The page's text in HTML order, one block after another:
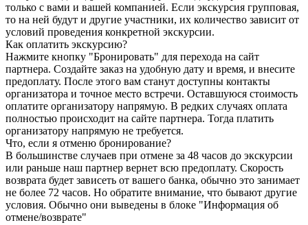
только с вами и вашей компанией. Если экскурсия групповая,
то на ней будут и другие участники, их количество зависит от
условий проведения конкретной экскурсии.
Как оплатить экскурсию?
Нажмите кнопку "Бронировать" для перехода на сайт
партнера. Создайте заказ на удобную дату и время, и внесите
предоплату. После этого вам станут доступны контакты
организатора и точное место встречи. Оставшуюся стоимость
оплатите организатору напрямую. В редких случаях оплата
полностью происходит на сайте партнера. Тогда платить
организатору напрямую не требуется.
Что, если я отменю бронирование?
В большинстве случаев при отмене за 48 часов до экскурсии
или раньше наш партнер вернет всю предоплату. Скорость
возврата будет зависеть от вашего банка, обычно это занимает
не более 72 часов. Но обратите внимание, что бывают другие
условия. Обычно они выведены в блоке "Информация об
отмене/возврате"